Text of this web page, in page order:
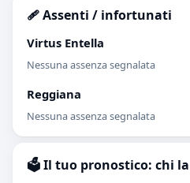
🩹 Assenti / infortunati
Virtus Entella
Nessuna assenza segnalata
Reggiana
Nessuna assenza segnalata
🗳️ Il tuo pronostico: chi